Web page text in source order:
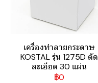
เครื่องทำลายกระดาษ
KOSTAL รุ่น 1275D ตัด
ละเอียด 30 แผ่น
฿0